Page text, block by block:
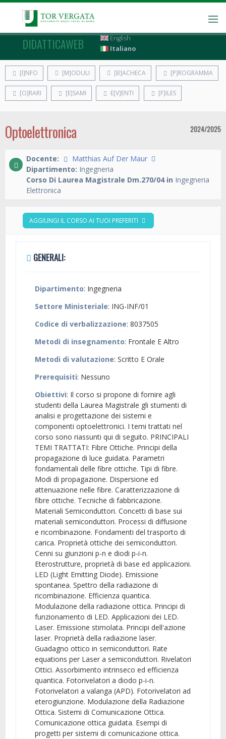
DIDATTICAWEB
English
Italiano
[I]NFO [M]ODULI [B]ACHECA [P]ROGRAMMA
[O]RARI [E]SAMI E[V]ENTI [F]ILES
Optoelettronica 2024/2025
Docente:
Matthias Auf Der Maur
Dipartimento: Ingegneria
Corso Di Laurea Magistrale Dm.270/04 in Ingegneria
Elettronica
AGGIUNGI IL CORSO AI TUOI PREFERITI
GENERALI:
Dipartimento: Ingegneria
Settore Ministeriale: ING-INF/01
Codice di verbalizzazione: 8037505
Metodi di insegnamento: Frontale E Altro
Metodi di valutazione: Scritto E Orale
Prerequisiti: Nessuno
Obiettivi: Il corso si propone di fornire agli
studenti della Laurea Magistrale gli stumenti di
analisi e progettazione dei sistemi e
componenti optoelettronici. I temi trattati nel
corso sono riassunti qui di seguito. PRINCIPALI
TEMI TRATTATI: Fibre Ottiche. Principi della
propagazione di luce guidata. Parametri
fondamentali delle fibre ottiche. Tipi di fibre.
Modi di propagazione. Dispersione ed
attenuazione nelle fibre. Caratterizzazione di
fibre ottiche. Tecniche di fabbricazione.
Materiali Semiconduttori. Concetti di base sui
materiali semiconduttori. Processi di diffusione
e ricombinazione. Fondamenti del trasporto di
carica. Proprietà ottiche dei semiconduttori.
Cenni su giunzioni p-n e diodi p-i-n.
Eterostrutture, proprietà di base ed applicazioni.
LED (Light Emitting Diode). Emissione
spontanea. Spettro della radiazione di
ricombinazione. Efficienza quantica.
Modulazione della radiazione ottica. Principi di
funzionamento di LED. Applicazioni dei LED.
Laser. Emissione stimolata. Principi dell'azione
laser. Proprietà della radiazione laser.
Guadagno ottico in semiconduttori. Rate
equations per Laser a semiconduttori. Rivelatori
Ottici. Assorbimento intrinseco ed efficienza
quantica. Fotorivelatori a diodo p-i-n.
Fotorivelatori a valanga (APD). Fotorivelatori ad
eterogiunzione. Modulazione della Radiazione
Ottica. Sistemi di Comunicazione Ottica.
Comunicazione ottica guidata. Esempi di
progetti per sistemi di comunicazione ottica.